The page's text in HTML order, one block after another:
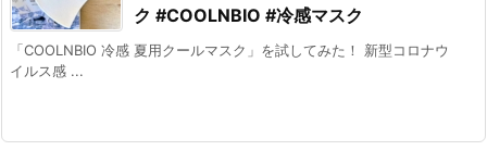
ク #COOLNBIO #冷感マスク
「COOLNBIO 冷感 夏用クールマスク」を試してみた！ 新型コロナウ
イルス感 ...